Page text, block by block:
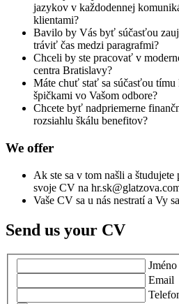
jazykov v každodennej
klientami?
Bavilo by Vás byť súčasťou
tráviť čas medzi paragrafmi?
Chceli by ste pracovať v
centra Bratislavy?
Máte chuť stať sa súčasťou
špičkami vo Vašom odbore?
Chcete byť nadpriemerne
rozsiahlu škálu benefitov?
We offer
Ak ste sa v tom našli a
svoje CV na
Vaše CV sa u nás nestratí a Vy
Send us your CV
Email